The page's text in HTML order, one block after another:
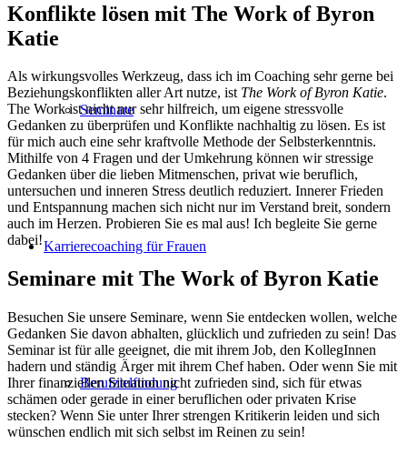
Seminare
Karrierecoaching für Frauen
Berufzielfindung
Konflikte lösen mit The Work of Byron
Katie
Als wirkungsvolles Werkzeug, dass ich im Coaching sehr gerne bei
Beziehungskonflikten aller Art nutze, ist The Work of Byron Katie.
The Work ist nicht nur sehr hilfreich, um eigene stressvolle
Gedanken zu überprüfen und Konflikte nachhaltig zu lösen. Es ist
für mich auch eine sehr kraftvolle Methode der Selbsterkenntnis.
Mithilfe von 4 Fragen und der Umkehrung können wir stressige
Gedanken über die lieben Mitmenschen, privat wie beruflich,
untersuchen und inneren Stress deutlich reduziert. Innerer Frieden
und Entspannung machen sich nicht nur im Verstand breit, sondern
auch im Herzen. Probieren Sie es mal aus! Ich begleite Sie gerne
dabei!
Seminare mit The Work of Byron Katie
Besuchen Sie unsere Seminare, wenn Sie entdecken wollen, welche
Gedanken Sie davon abhalten, glücklich und zufrieden zu sein! Das
Seminar ist für alle geeignet, die mit ihrem Job, den KollegInnen
hadern und ständig Ärger mit ihrem Chef haben. Oder wenn Sie mit
Ihrer finanziellen Situation nicht zufrieden sind, sich für etwas
schämen oder gerade in einer beruflichen oder privaten Krise
stecken? Wenn Sie unter Ihrer strengen Kritikerin leiden und sich
wünschen endlich mit sich selbst im Reinen zu sein!